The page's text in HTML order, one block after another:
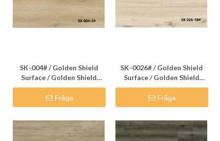
SK-004# / Golden Shield
Surface / Golden Shield
Flooring
Fråga
SK-0026# / Golden Shield
Surface / Golden Shield
Flooring
Fråga